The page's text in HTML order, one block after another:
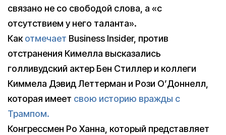
связано не со свободой слова, а «с
отсутствием у него таланта».
Какотмечает Business Insider, против
отстранения Кимелла высказались
голливудский актер Бен Стиллер и коллеги
Киммела Дэвид Леттерман и Рози О’Доннелл,
которая имеет свою историю вражды с
Трампом.
Конгрессмен Ро Ханна, который представляет